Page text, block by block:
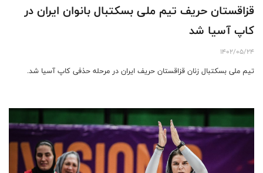
قزاقستان حریف تیم ملی بسکتبال بانوان ایران در
کاپ آسیا شد
1402/05/24
تیم ملی بسکتبال زنان قزاقستان حریف ایران در مرحله حذفی کاپ آسیا شد.